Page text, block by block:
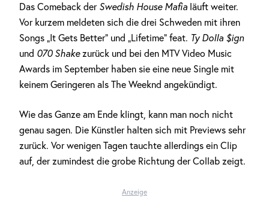
Das Comeback der Swedish House Mafia läuft weiter.
Vor kurzem meldeten sich die drei Schweden mit ihren
Songs „It Gets Better“ und „Lifetime“ feat. Ty Dolla $ign
und 070 Shakezurück und bei den MTV Video Music
Awards im September haben sie eine neue Single mit
keinem Geringeren als The Weeknd angekündigt.
Wie das Ganze am Ende klingt, kann man noch nicht
genau sagen. Die Künstler halten sich mit Previews sehr
zurück. Vor wenigen Tagen tauchte allerdings ein Clip
auf, der zumindest die grobe Richtung der Collab zeigt.
Anzeige